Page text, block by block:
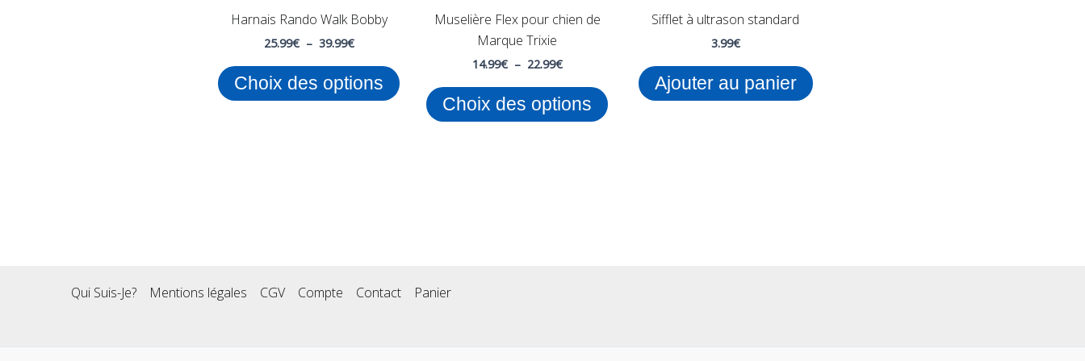
Harnais Rando Walk Bobby
25.99€ – 39.99€
Choix des options
du
produit
Muselière Flex pour chien de
Marque Trixie
14.99€ – 22.99€
Choix des options
produit
Sifflet à ultrason standard
3.99€
Ajouter au panier
Qui Suis-Je? Mentions légales CGV Compte Contact Panier